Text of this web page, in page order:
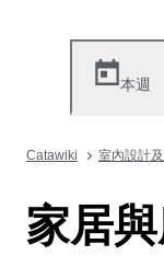
本週
Catawiki 室內設計
家居